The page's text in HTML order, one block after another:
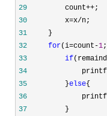
29
         count++
30
         x=x/
31
32
for(i=count-1
33
if
34
35
         }
else
36
37